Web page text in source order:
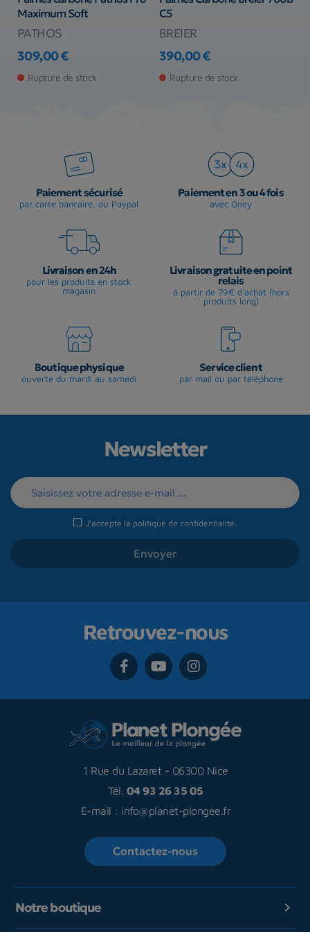
Maximum Soft
PATHOS
Prix
309,00 €
Rupture de stock
C5
BREIER
Prix
390,00 €
Rupture de stock
Paiement sécurisé
par carte bancaire, ou Paypal
Paiement en 3 ou 4 fois
avec Oney
Livraison en 24h
pour les produits en stock
magasin
Livraison gratuite en point
relais
à partir de 79€ d'achat (hors
produits long)
Boutique physique
ouverte du mardi au samedi
Service client
par mail ou par téléphone
Newsletter
J'accepte la politique de confidentialité.
Retrouvez-nous
1 Rue du Lazaret - 06300 Nice
Tél. 04 93 26 35 05
E-mail : info@planet-plongee.fr
Contactez-nous
Notre boutique 